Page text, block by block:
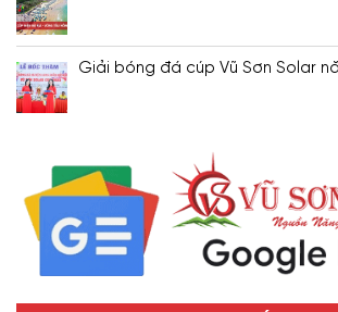
Giải bóng đá cúp Vũ Sơn Solar